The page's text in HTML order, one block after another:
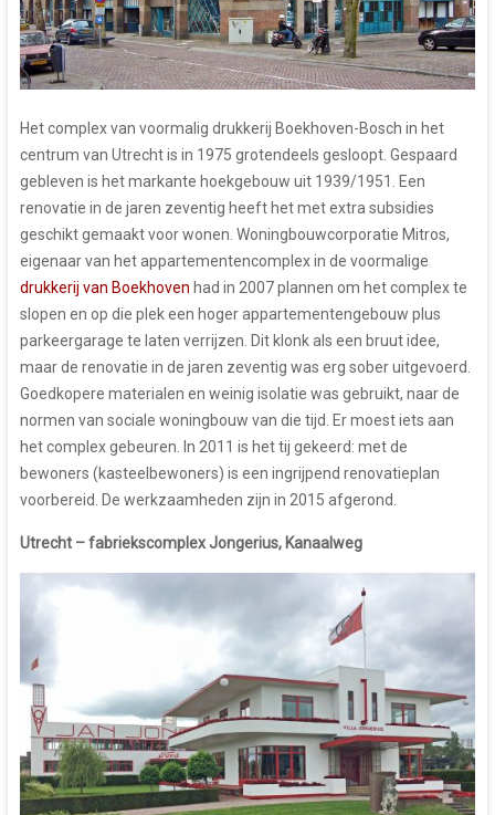
Het complex van voormalig drukkerij Boekhoven-Bosch in het
centrum van Utrecht is in 1975 grotendeels gesloopt. Gespaard
gebleven is het markante hoekgebouw uit 1939/1951. Een
renovatie in de jaren zeventig heeft het met extra subsidies
geschikt gemaakt voor wonen. Woningbouwcorporatie Mitros,
eigenaar van het appartementencomplex in de voormalige
drukkerij van Boekhoven had in 2007 plannen om het complex te
slopen en op die plek een hoger appartementengebouw plus
parkeergarage te laten verrijzen. Dit klonk als een bruut idee,
maar de renovatie in de jaren zeventig was erg sober uitgevoerd.
Goedkopere materialen en weinig isolatie was gebruikt, naar de
normen van sociale woningbouw van die tijd. Er moest iets aan
het complex gebeuren. In 2011 is het tij gekeerd: met de
bewoners (kasteelbewoners) is een ingrijpend renovatieplan
voorbereid. De werkzaamheden zijn in 2015 afgerond.
Utrecht – fabriekscomplex Jongerius, Kanaalweg